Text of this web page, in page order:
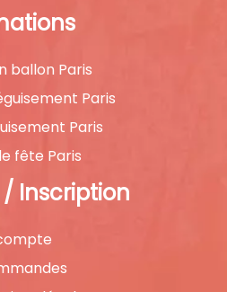
ballon Paris
Paris
Paris
fête Paris
Inscription